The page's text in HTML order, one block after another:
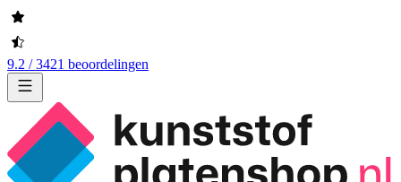
9.2 / 3421 beoordelingen